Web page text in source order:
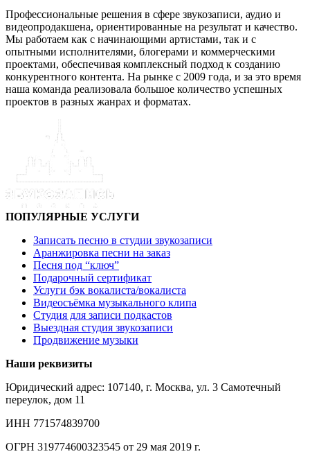
Профессиональные решения в сфере звукозаписи, аудио и
видеопродакшена, ориентированные на результат и качество.
Мы работаем как с начинающими артистами, так и с
опытными исполнителями, блогерами и коммерческими
проектами, обеспечивая комплексный подход к созданию
конкурентного контента. На рынке с 2009 года, и за это время
наша команда реализовала большое количество успешных
проектов в разных жанрах и форматах.
ПОПУЛЯРНЫЕ УСЛУГИ
Записать песню в студии звукозаписи
Аранжировка песни на заказ
Песня под “ключ”
Подарочный сертификат
Услуги бэк вокалиста/вокалиста
Видеосъёмка музыкального клипа
Студия для записи подкастов
Выездная студия звукозаписи
Продвижение музыки
Наши реквизиты
Юридический адрес: 107140, г. Москва, ул. 3 Самотечный
переулок, дом 11
ИНН 771574839700
ОГРН 319774600323545 от 29 мая 2019 г.